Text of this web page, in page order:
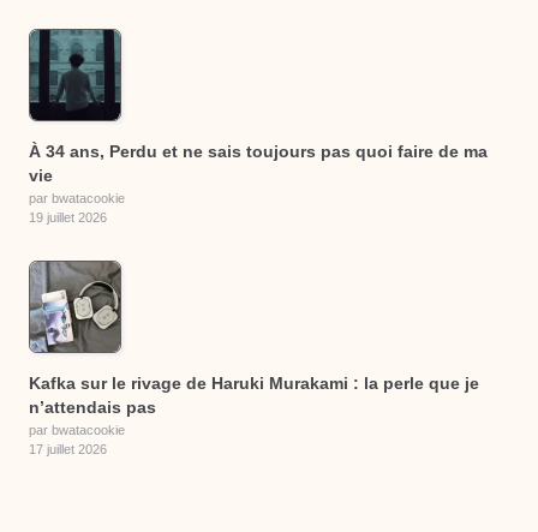
À 34 ans, Perdu et ne sais toujours pas quoi faire de ma
vie
par bwatacookie
19 juillet 2026
Kafka sur le rivage de Haruki Murakami : la perle que je
n’attendais pas
par bwatacookie
17 juillet 2026